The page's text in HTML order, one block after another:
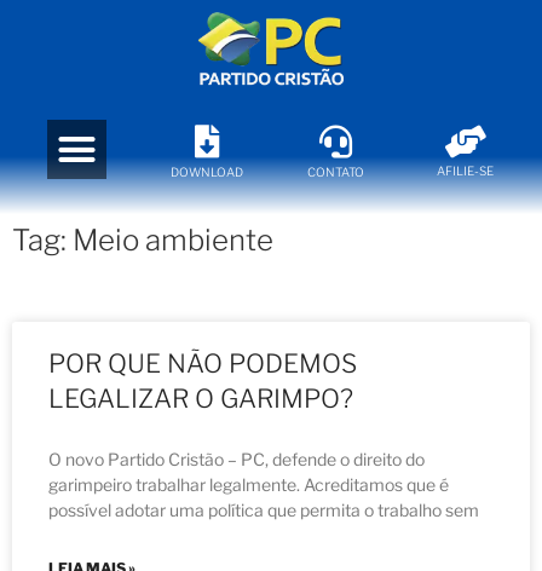
DOWNLOAD CONTATO AFILIE-SE
Tag: Meio ambiente
POR QUE NÃO PODEMOS
LEGALIZAR O GARIMPO?
O novo Partido Cristão – PC, defende o direito do
garimpeiro trabalhar legalmente. Acreditamos que é
possível adotar uma política que permita o trabalho sem